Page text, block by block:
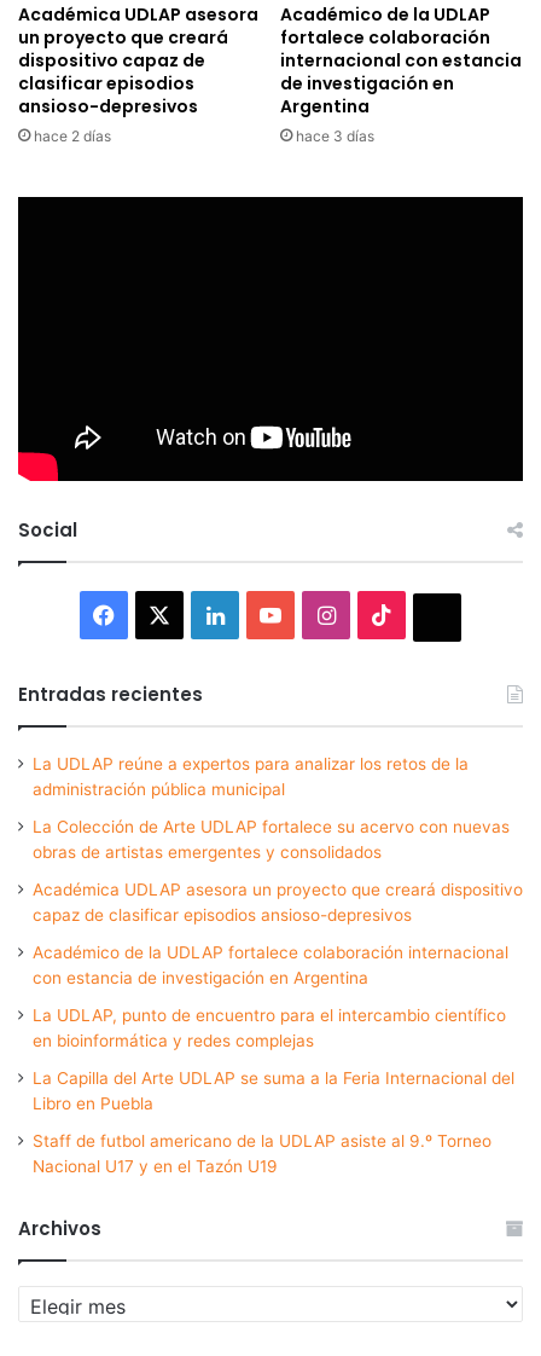
Académica UDLAP asesora
un proyecto que creará
dispositivo capaz de
clasificar episodios
ansioso-depresivos
hace 2 días
Académico de la UDLAP
fortalece colaboración
internacional con estancia
de investigación en
Argentina
hace 3 días
Social
Facebook LinkedInYouTubeInstagram
Entradas recientes
La UDLAP reúne a expertos para analizar los retos de la
administración pública municipal
La Colección de Arte UDLAP fortalece su acervo con nuevas
obras de artistas emergentes y consolidados
Académica UDLAP asesora un proyecto que creará dispositivo
capaz de clasificar episodios ansioso-depresivos
Académico de la UDLAP fortalece colaboración internacional
con estancia de investigación en Argentina
La UDLAP, punto de encuentro para el intercambio científico
en bioinformática y redes complejas
La Capilla del Arte UDLAP se suma a la Feria Internacional del
Libro en Puebla
Staff de futbol americano de la UDLAP asiste al 9.º Torneo
Nacional U17 y en el Tazón U19
Archivos
Archivos